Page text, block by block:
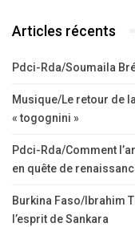
Articles récents
Pdci-Rda/Soumaila
Musique/Le retour de
« togognini »
Pdci-Rda/Comment
en quête de
Burkina Faso/Ibrahim
l’esprit de Sankara